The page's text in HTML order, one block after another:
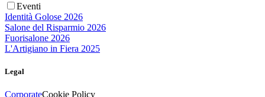
Eventi
Identità Golose 2026
Salone del Risparmio 2026
Fuorisalone 2026
L'Artigiano in Fiera 2025
Legal
CorporateCookie Policy